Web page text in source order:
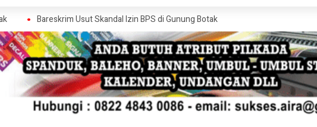
Bareskrim Usut Skandal Izin BPS di Gunung Botak